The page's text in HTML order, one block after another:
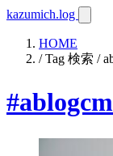
kazumich.log
HOME
/ Tag 検索 /